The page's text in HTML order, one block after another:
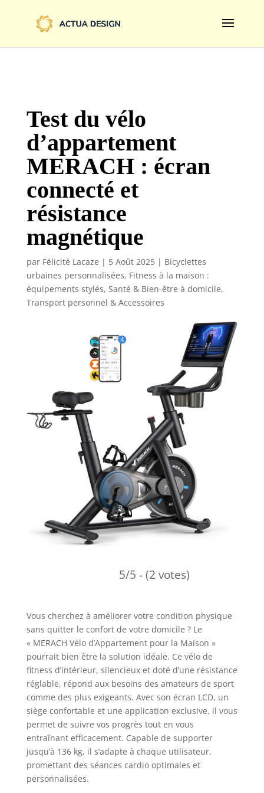
family=Limelight&display=swap');
Test du vélo
d’appartement
MERACH : écran
connecté et
résistance
magnétique
par Félicité Lacaze | 5 Août 2025| Bicyclettes
urbaines personnalisées, Fitness à la maison :
équipements stylés, Santé & Bien-être à domicile,
Transport personnel & Accessoires
5/5 - (2 votes)
Vous cherchez à améliorer votre condition physique
sans quitter le confort de votre domicile ? Le
« MERACH Vélo d’Appartement pour la Maison »
pourrait bien être la solution idéale. Ce vélo de
fitness d’intérieur, silencieux et doté d’une résistance
réglable, répond aux besoins des amateurs de sport
comme des plus exigeants. Avec son écran LCD, un
siège confortable et une application exclusive, il vous
permet de suivre vos progrès tout en vous
entraînant efficacement. Capable de supporter
jusqu’à 136 kg, il s’adapte à chaque utilisateur,
promettant des séances cardio optimales et
personnalisées.